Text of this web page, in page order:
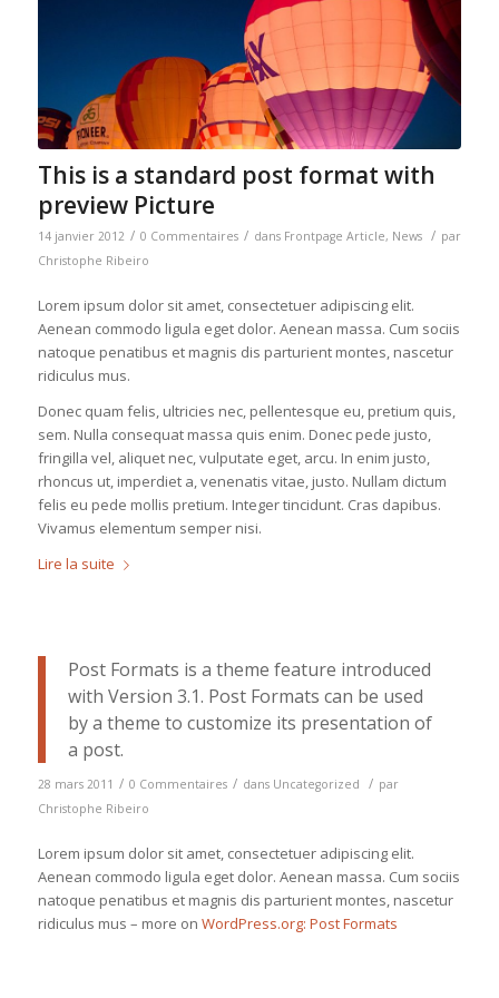
This is a standard post format with
preview Picture
14 janvier 2012 / 0 Commentaires / dans Frontpage Article, News / par
Christophe Ribeiro
Lorem ipsum dolor sit amet, consectetuer adipiscing elit.
Aenean commodo ligula eget dolor. Aenean massa. Cum sociis
natoque penatibus et magnis dis parturient montes, nascetur
ridiculus mus.
Donec quam felis, ultricies nec, pellentesque eu, pretium quis,
sem. Nulla consequat massa quis enim. Donec pede justo,
fringilla vel, aliquet nec, vulputate eget, arcu. In enim justo,
rhoncus ut, imperdiet a, venenatis vitae, justo. Nullam dictum
felis eu pede mollis pretium. Integer tincidunt. Cras dapibus.
Vivamus elementum semper nisi.
Lire la suite
Post Formats is a theme feature introduced
with Version 3.1. Post Formats can be used
by a theme to customize its presentation of
a post.
28 mars 2011 / 0 Commentaires / dans Uncategorized / par
Christophe Ribeiro
Lorem ipsum dolor sit amet, consectetuer adipiscing elit.
Aenean commodo ligula eget dolor. Aenean massa. Cum sociis
natoque penatibus et magnis dis parturient montes, nascetur
ridiculus mus – more on WordPress.org: Post Formats